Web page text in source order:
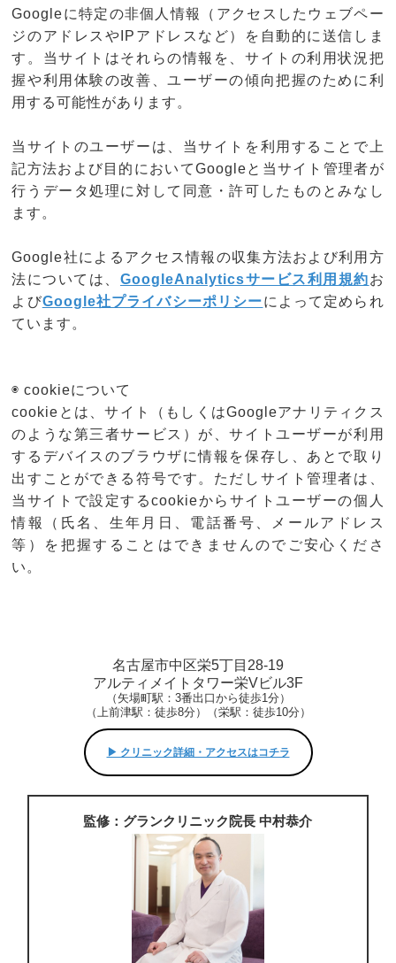
Googleに特定の非個人情報（アクセスしたウェブペー
ジのアドレスやIPアドレスなど）を自動的に送信しま
す。当サイトはそれらの情報を、サイトの利用状況把
握や利用体験の改善、ユーザーの傾向把握のために利
用する可能性があります。
当サイトのユーザーは、当サイトを利用することで上
記方法および目的においてGoogleと当サイト管理者が
行うデータ処理に対して同意・許可したものとみなし
ます。
Google社によるアクセス情報の収集方法および利用方
法については、 GoogleAnalyticsサービス利用規約お
よびGoogle社プライバシーポリシーによって定められ
ています。
◉ cookieについて
cookieとは、サイト（もしくはGoogleアナリティクス
のような第三者サービス）が、サイトユーザーが利用
するデバイスのブラウザに情報を保存し、あとで取り
出すことができる符号です。ただしサイト管理者は、
当サイトで設定するcookieからサイトユーザーの個人
情報（氏名、生年月日、電話番号、メールアドレス
等）を把握することはできませんのでご安心くださ
い。
名古屋市中区栄5丁目28-19
アルティメイトタワー栄Vビル3F
（矢場町駅：3番出口から徒歩1分）
（上前津駅：徒歩8分）（栄駅：徒歩10分）
▶︎ クリニック詳細・アクセスはコチラ
監修：グランクリニック院長 中村恭介